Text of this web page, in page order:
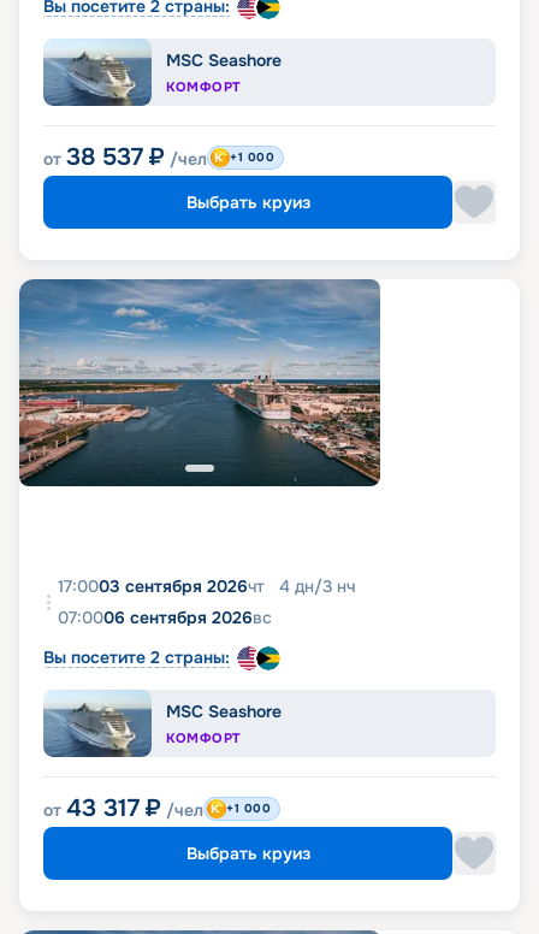
Вы посетите 2 страны:
MSC Seashore
КОМФОРТ
от 38 537 ₽ /чел +1 000
Выбрать круиз
17:0003 сентября 2026чт 4 дн/3 нч
07:0006 сентября 2026вс
Вы посетите 2 страны:
MSC Seashore
КОМФОРТ
от 43 317 ₽ /чел +1 000
Выбрать круиз